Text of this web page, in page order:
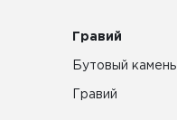
Гравий
Бутовый камень
Гравий